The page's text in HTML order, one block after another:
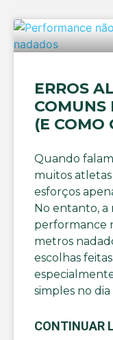
ERROS
COMUNS
(E COMO
Quando
muitos
esforços
No entanto, a
performance
metros
escolhas
simples no
CONTINUAR